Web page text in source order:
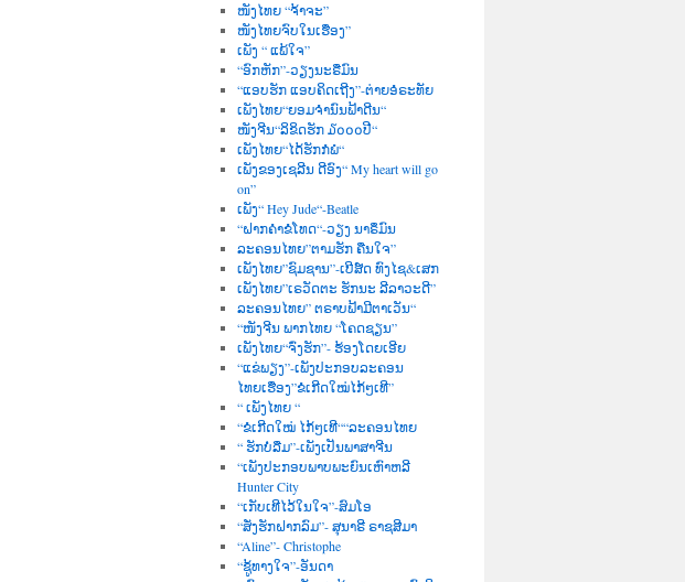
ໜັງໄທຍ “ຈ້າຈະ”
ໜັງໄທຍຈົບໃນເຮື່ອງ”
ເພັງ “ ແພ້ໃຈ”
“ອົກຫັກ”-ວຽງນະຣືມົນ
“ແອບຮັກ ແອບຄິດເຖີງ”-ຕ່າຍອໍຣະທັຍ
ເພັງໄທຍ“ຍອມຈຳນົນຟ້າດີນ“
ໜັງຈີນ“ລິຂິດຮັກ ໓໐໐໐ປີ“
ເພັງໄທຍ“ໄດ້ຮັກກໍພໍ“
ເພັງຂອງເຊລີນ ດີອົງ“ My heart will go
on”
ເພັງ“ Hey Jude“-Beatle
“ຝາກຄຳຂໍໂທດ“-ວຽງ ນາຣຶມົນ
ລະຄອນໄທຍ”ຕາມຮັກ ຄືນໃຈ”
ເພັງໄທຍ”ຊົມຊານ”-ເບີສ໌ດ ທົງໄຊ&ເສກ
ເພັງໄທຍ”ເຣວັດຕະ ຮັກນະ ລີລາວະດີ”
ລະຄອນໄທຍ” ຕຣາບຟ້າມີຕາເວັນ“
“ໜັງຈີນ ພາກໄທຍ “ໂຄດຊຽນ”
ເພັງໄທຍ“ຈົ່ງຮັກ”- ຮ້ອງໂດຍເອີຍ
“ແຂ່ພຽງ”-ເພັງປະກອບລະຄອນ
ໄທຍເຮື່ອງ”ຂໍເກີດໃໝ່ໄກ້ໆເທີ”
“ ເພັງໄທຍ “
“ຂໍເກີດໃໝ່ ໄກ້ໆເທີ““ລະຄອນໄທຍ
“ ຮັກບໍ່ລືມ”-ເພັງເປັນພາສາຈີນ
“ເພັງປະກອບພາບພະຍົນເຫົາຫລີ
Hunter City
“ເກັບເທີໄວ້ໃນໃຈ”-ສົມໂອ
“ສັ່ງຮັກຝາກລົມ”- ສຸນາຣີ ຣາຊສີມາ
“Aline”- Christophe
“ຊູ້ທາງໃຈ”-ອັນດາ